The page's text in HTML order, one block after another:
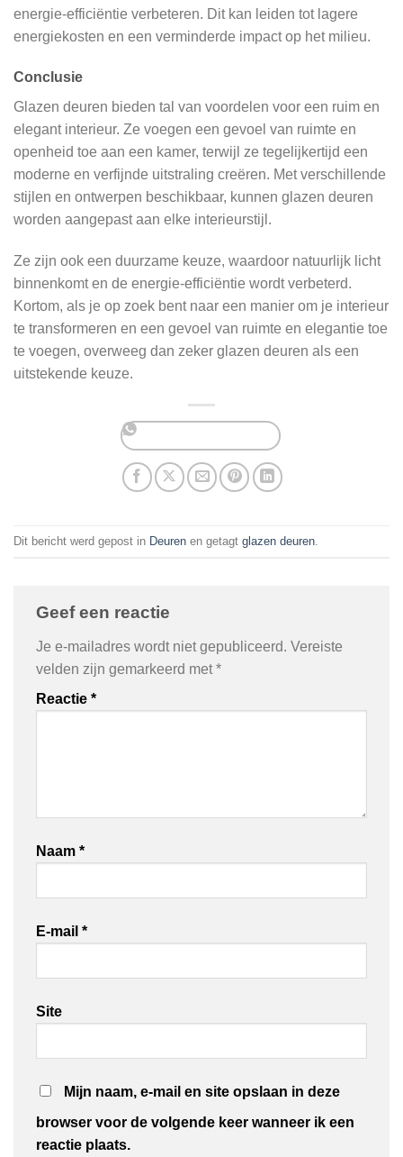
energie-efficiëntie verbeteren. Dit kan leiden tot lagere
energiekosten en een verminderde impact op het milieu.
Conclusie
Glazen deuren bieden tal van voordelen voor een ruim en
elegant interieur. Ze voegen een gevoel van ruimte en
openheid toe aan een kamer, terwijl ze tegelijkertijd een
moderne en verfijnde uitstraling creëren. Met verschillende
stijlen en ontwerpen beschikbaar, kunnen glazen deuren
worden aangepast aan elke interieurstijl.
Ze zijn ook een duurzame keuze, waardoor natuurlijk licht
binnenkomt en de energie-efficiëntie wordt verbeterd.
Kortom, als je op zoek bent naar een manier om je interieur
te transformeren en een gevoel van ruimte en elegantie toe
te voegen, overweeg dan zeker glazen deuren als een
uitstekende keuze.
Dit bericht werd gepost in Deuren en getagt glazen deuren
Geef een reactie
Je e-mailadres wordt niet gepubliceerd. Vereiste
velden zijn gemarkeerd met*
Reactie *
Naam *
E-mail *
Site
Mijn naam, e-mail en site opslaan in deze
browser voor de volgende keer wanneer ik een
reactie plaats.